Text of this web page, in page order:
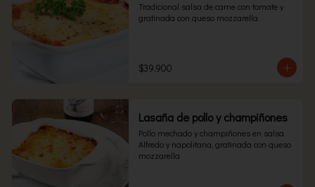
Tradicional salsa de carne con tomate y
gratinada con queso mozzarella.
$39.900
Lasaña de pollo y champiñones
Pollo mechado y champiñones en salsa
Alfredo y napolitana, gratinada con queso
mozzarella